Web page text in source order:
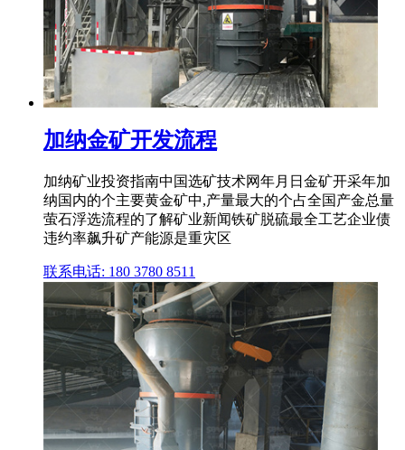
加纳金矿开发流程
加纳矿业投资指南中国选矿技术网年月日金矿开采年加
纳国内的个主要黄金矿中,产量最大的个占全国产金总量
萤石浮选流程的了解矿业新闻铁矿脱硫最全工艺企业债
违约率飙升矿产能源是重灾区
联系电话: 180 3780 8511